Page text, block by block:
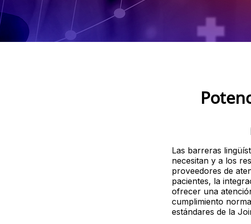
Las barreras
necesitan y a los
proveedores de
pacientes, la
ofrecer una
cumplimiento
estándares de la